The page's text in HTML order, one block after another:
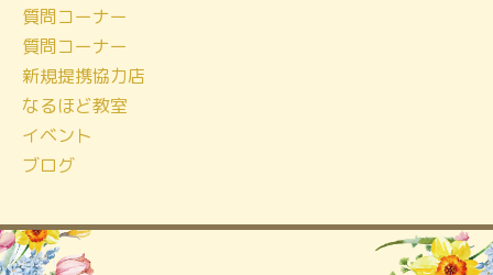
質問コーナー
質問コーナー
新規提携協力店
なるほど教室
イベント
ブログ